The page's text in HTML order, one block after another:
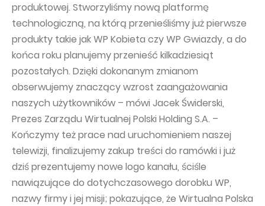
produktowej. Stworzyliśmy nową platformę
technologiczną, na którą przenieśliśmy już pierwsze
produkty takie jak WP Kobieta czy WP Gwiazdy, a do
końca roku planujemy przenieść kilkadziesiąt
pozostałych. Dzięki dokonanym zmianom
obserwujemy znaczący wzrost zaangażowania
naszych użytkowników – mówi Jacek Świderski,
Prezes Zarządu Wirtualnej Polski Holding S.A. –
Kończymy też prace nad uruchomieniem naszej
telewizji, finalizujemy zakup treści do ramówki i już
dziś prezentujemy nowe logo kanału, ściśle
nawiązujące do dotychczasowego dorobku WP,
nazwy firmy i jej misji; pokazujące, że Wirtualna Polska